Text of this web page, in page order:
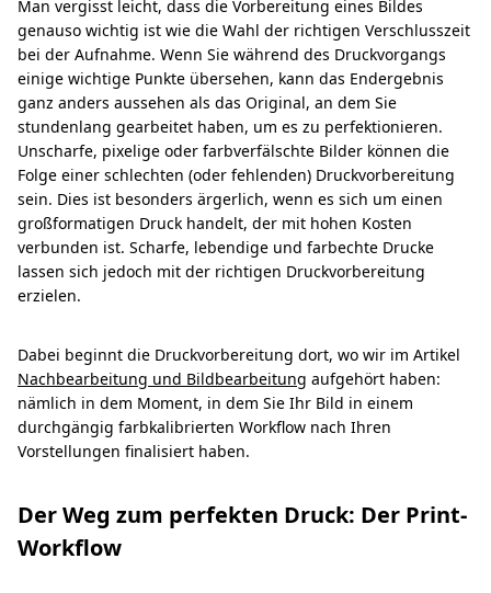
Man vergisst leicht, dass die Vorbereitung eines Bildes
genauso wichtig ist wie die Wahl der richtigen Verschlusszeit
bei der Aufnahme. Wenn Sie während des Druckvorgangs
einige wichtige Punkte übersehen, kann das Endergebnis
ganz anders aussehen als das Original, an dem Sie
stundenlang gearbeitet haben, um es zu perfektionieren.
Unscharfe, pixelige oder farbverfälschte Bilder können die
Folge einer schlechten (oder fehlenden) Druckvorbereitung
sein. Dies ist besonders ärgerlich, wenn es sich um einen
großformatigen Druck handelt, der mit hohen Kosten
verbunden ist. Scharfe, lebendige und farbechte Drucke
lassen sich jedoch mit der richtigen Druckvorbereitung
erzielen.
Dabei beginnt die Druckvorbereitung dort, wo wir im Artikel
Nachbearbeitung und Bildbearbeitung aufgehört haben:
nämlich in dem Moment, in dem Sie Ihr Bild in einem
durchgängig farbkalibrierten Workflow nach Ihren
Vorstellungen finalisiert haben.
Der Weg zum perfekten Druck: Der Print-
Workflow